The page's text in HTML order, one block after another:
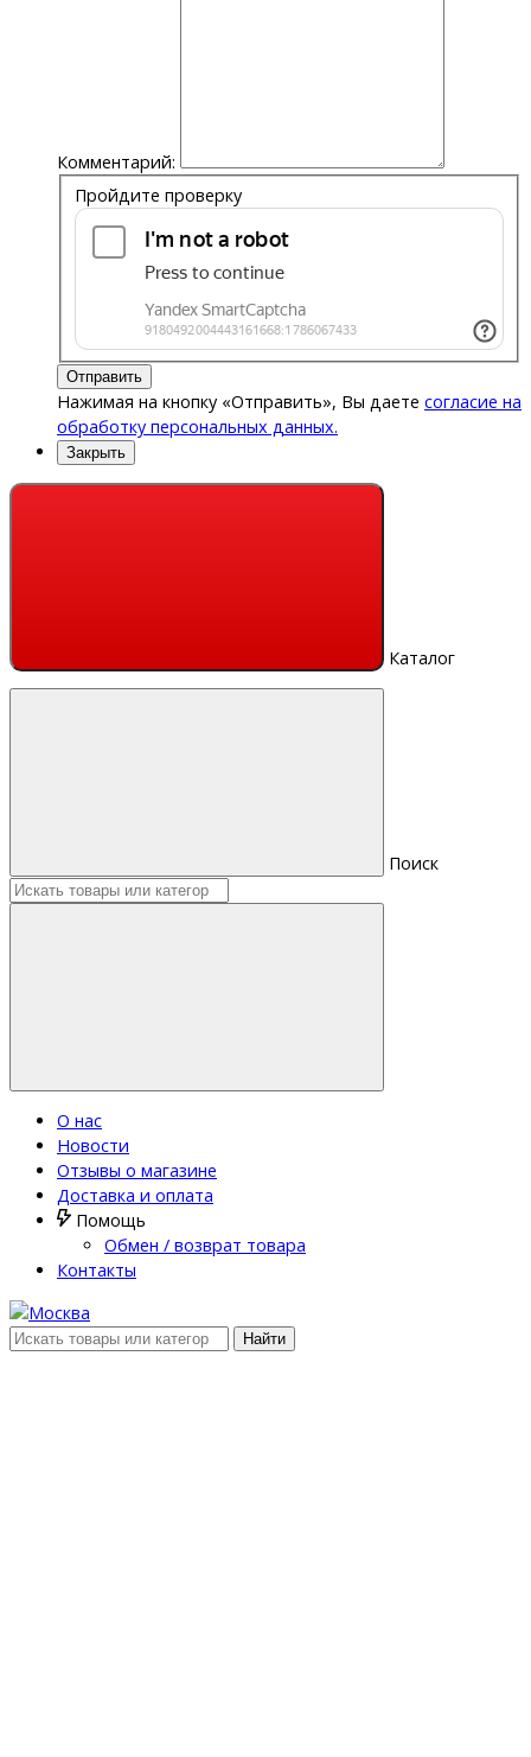
Комментарий:
Пройдите проверку
Отправить
Нажимая на кнопку «Отправить», Вы даете согласие на
обработку персональных данных.
Закрыть
Каталог
Поиск
О нас
Новости
Отзывы о магазине
Доставка и оплата
Помощь
Обмен / возврат товара
Контакты
Найти